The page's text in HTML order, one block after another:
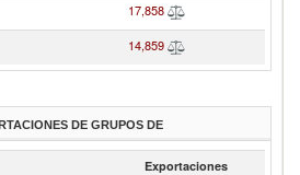
17,858
14,859
DE GRUPOS DE
Exportaciones